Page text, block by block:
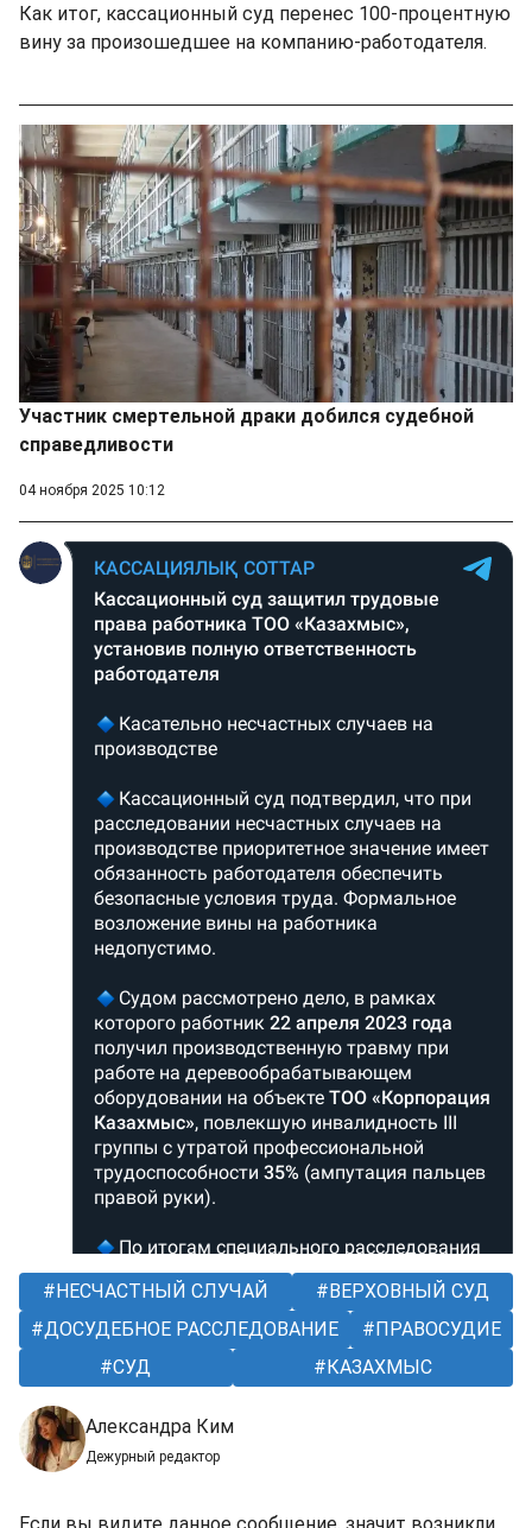
Как итог, кассационный суд перенес 100-процентную
вину за произошедшее на компанию-работодателя.
Участник смертельной драки добился судебной
справедливости
04 ноября 2025 10:12
НЕСЧАСТНЫЙ СЛУЧАЙ
ВЕРХОВНЫЙ СУД
ДОСУДЕБНОЕ РАССЛЕДОВАНИЕ
ПРАВОСУДИЕ
СУД
КАЗАХМЫС
Александра Ким
Дежурный редактор
Если вы видите данное сообщение, значит возникли